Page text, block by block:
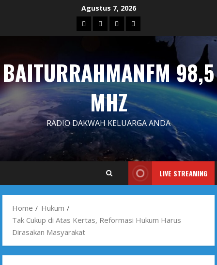
Agustus 7, 2026
Blog Contact
Us
Dengarkan
Siaran
Iklan
BAITURRAHMANFM 98,5
MHZ
RADIO DAKWAH KELUARGA ANDA
LIVE STREAMING
Home
Hukum
Tak Cukup di Atas Kertas, Reformasi Hukum Harus
Dirasakan Masyarakat